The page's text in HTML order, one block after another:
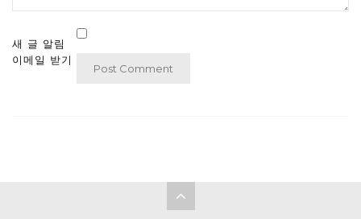
새 글 알림
이메일 받기